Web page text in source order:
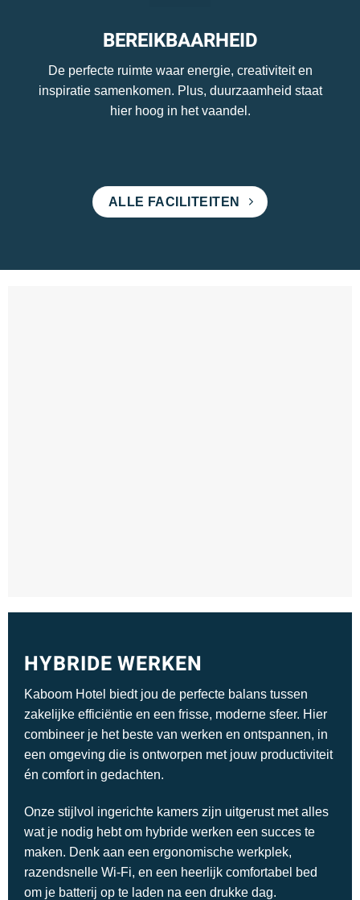
BEREIKBAARHEID
De perfecte ruimte waar energie, creativiteit en
inspiratie samenkomen. Plus, duurzaamheid staat
hier hoog in het vaandel.
ALLE FACILITEITEN
HYBRIDE WERKEN
Kaboom Hotel biedt jou de perfecte balans tussen
zakelijke efficiëntie en een frisse, moderne sfeer. Hier
combineer je het beste van werken en ontspannen, in
een omgeving die is ontworpen met jouw productiviteit
én comfort in gedachten.
Onze stijlvol ingerichte kamers zijn uitgerust met alles
wat je nodig hebt om hybride werken een succes te
maken. Denk aan een ergonomische werkplek,
razendsnelle Wi-Fi, en een heerlijk comfortabel bed
om je batterij op te laden na een drukke dag.